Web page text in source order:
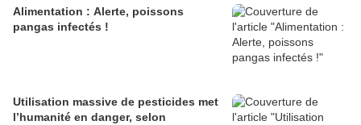
Alimentation : Alerte, poissons
pangas infectés !
Utilisation massive de pesticides met
l’humanité en danger, selon